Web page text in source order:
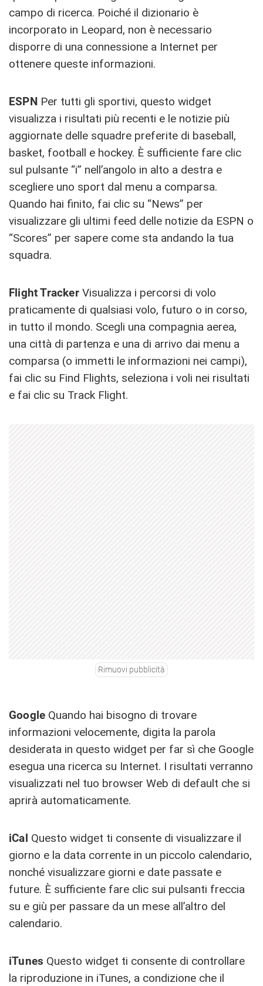
campo di ricerca. Poiché il dizionario è
incorporato in Leopard, non è necessario
disporre di una connessione a Internet per
ottenere queste informazioni.
ESPNPer tutti gli sportivi, questo widget
visualizza i risultati più recenti e le notizie più
aggiornate delle squadre preferite di baseball,
basket, football e hockey. È sufficiente fare clic
sul pulsante “i” nell’angolo in alto a destra e
scegliere uno sport dal menu a comparsa.
Quando hai finito, fai clic su “News” per
visualizzare gli ultimi feed delle notizie da ESPN o
“Scores” per sapere come sta andando la tua
squadra.
Flight TrackerVisualizza i percorsi di volo
praticamente di qualsiasi volo, futuro o in corso,
in tutto il mondo. Scegli una compagnia aerea,
una città di partenza e una di arrivo dai menu a
comparsa (o immetti le informazioni nei campi),
fai clic su Find Flights, seleziona i voli nei risultati
e fai clic su Track Flight.
Rimuovi pubblicità
Google Quando hai bisogno di trovare
informazioni velocemente, digita la parola
desiderata in questo widget per far sì che Google
esegua una ricerca su Internet. I risultati verranno
visualizzati nel tuo browser Web di default che si
aprirà automaticamente.
iCal Questo widget ti consente di visualizzare il
giorno e la data corrente in un piccolo calendario,
nonché visualizzare giorni e date passate e
future. È sufficiente fare clic sui pulsanti freccia
su e giù per passare da un mese all’altro del
calendario.
iTunes Questo widget ti consente di controllare
la riproduzione in iTunes, a condizione che il